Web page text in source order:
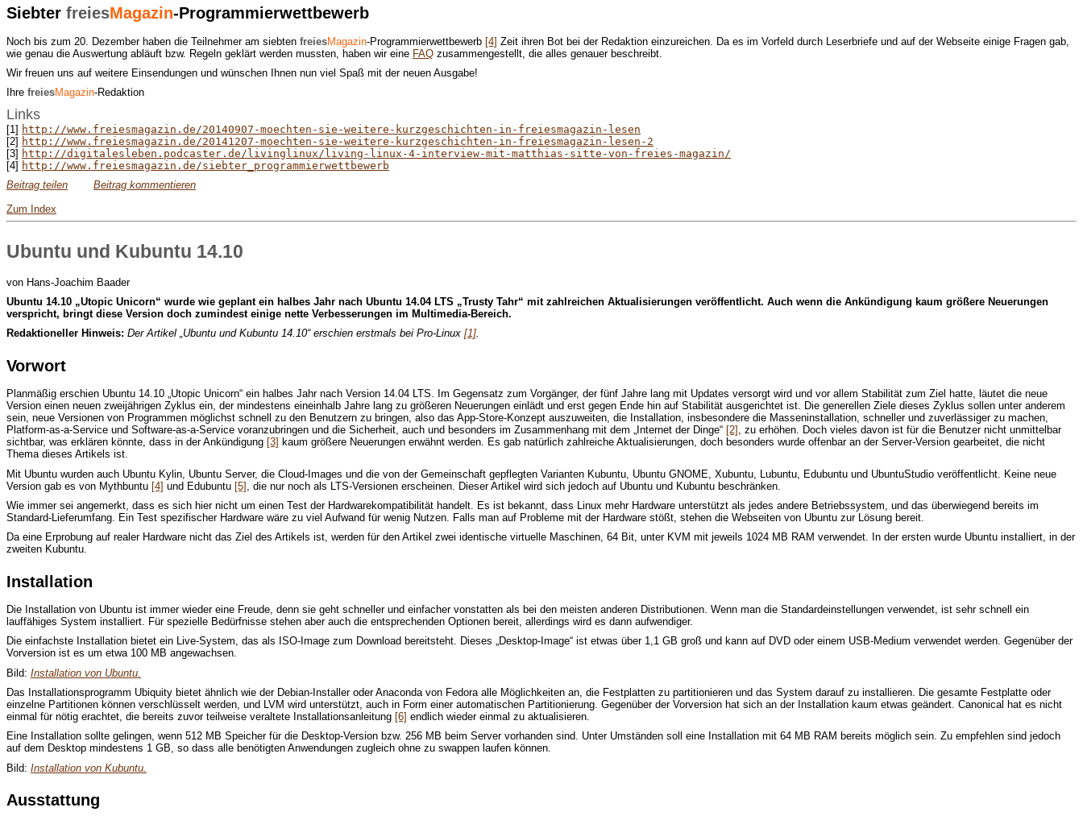
Siebter freiesMagazin-Programmierwettbewerb
Noch bis zum 20. Dezember haben die Teilnehmer am siebten freiesMagazin-Programmierwettbewerb [4] Zeit ihren Bot bei der Redaktion einzureichen. Da es im Vorfeld durch Leserbriefe und auf der Webseite einige Fragen gab,
wie genau die Auswertung abläuft bzw. Regeln geklärt werden mussten, haben wir eine FAQ zusammengestellt, die alles genauer beschreibt.
Wir freuen uns auf weitere Einsendungen und wünschen Ihnen nun viel Spaß mit der neuen Ausgabe!
Ihre freiesMagazin-Redaktion
Links
[1] http://www.freiesmagazin.de/20140907-moechten-sie-weitere-kurzgeschichten-in-freiesmagazin-lesen
[2] http://www.freiesmagazin.de/20141207-moechten-sie-weitere-kurzgeschichten-in-freiesmagazin-lesen-2
[3] http://digitalesleben.podcaster.de/livinglinux/living-linux-4-interview-mit-matthias-sitte-von-freies-magazin/
[4] http://www.freiesmagazin.de/siebter_programmierwettbewerb
Beitrag teilen
Beitrag kommentieren
Zum Index
Ubuntu und Kubuntu 14.10
von Hans-Joachim Baader
Ubuntu 14.10 „Utopic Unicorn“ wurde wie geplant ein halbes Jahr nach Ubuntu 14.04 LTS „Trusty Tahr“ mit zahlreichen Aktualisierungen veröffentlicht. Auch wenn die Ankündigung kaum größere Neuerungen
verspricht, bringt diese Version doch zumindest einige nette Verbesserungen im Multimedia-Bereich.
Redaktioneller Hinweis: Der Artikel „Ubuntu und Kubuntu 14.10“ erschien erstmals bei Pro-Linux [1].
Vorwort
Planmäßig erschien Ubuntu 14.10 „Utopic Unicorn“ ein halbes Jahr nach Version 14.04 LTS. Im Gegensatz zum Vorgänger, der fünf Jahre lang mit Updates versorgt wird und vor allem Stabilität zum Ziel hatte, läutet die neue
Version einen neuen zweijährigen Zyklus ein, der mindestens eineinhalb Jahre lang zu größeren Neuerungen einlädt und erst gegen Ende hin auf Stabilität ausgerichtet ist. Die generellen Ziele dieses Zyklus sollen unter anderem
sein, neue Versionen von Programmen möglichst schnell zu den Benutzern zu bringen, also das App-Store-Konzept auszuweiten, die Installation, insbesondere die Masseninstallation, schneller und zuverlässiger zu machen,
Platform-as-a-Service und Software-as-a-Service voranzubringen und die Sicherheit, auch und besonders im Zusammenhang mit dem „Internet der Dinge“ [2] , zu erhöhen. Doch vieles davon ist für die Benutzer nicht unmittelbar
sichtbar, was erklären könnte, dass in der Ankündigung [3] kaum größere Neuerungen erwähnt werden. Es gab natürlich zahlreiche Aktualisierungen, doch besonders wurde offenbar an der Server-Version gearbeitet, die nicht
Thema dieses Artikels ist.
Mit Ubuntu wurden auch Ubuntu Kylin, Ubuntu Server, die Cloud-Images und die von der Gemeinschaft gepflegten Varianten Kubuntu, Ubuntu GNOME, Xubuntu, Lubuntu, Edubuntu und UbuntuStudio veröffentlicht. Keine neue
Version gab es von Mythbuntu [4] und Edubuntu [5] , die nur noch als LTS-Versionen erscheinen. Dieser Artikel wird sich jedoch auf Ubuntu und Kubuntu beschränken.
Wie immer sei angemerkt, dass es sich hier nicht um einen Test der Hardwarekompatibilität handelt. Es ist bekannt, dass Linux mehr Hardware unterstützt als jedes andere Betriebssystem, und das überwiegend bereits im
Standard-Lieferumfang. Ein Test spezifischer Hardware wäre zu viel Aufwand für wenig Nutzen. Falls man auf Probleme mit der Hardware stößt, stehen die Webseiten von Ubuntu zur Lösung bereit.
Da eine Erprobung auf realer Hardware nicht das Ziel des Artikels ist, werden für den Artikel zwei identische virtuelle Maschinen, 64 Bit, unter KVM mit jeweils 1024 MB RAM verwendet. In der ersten wurde Ubuntu installiert, in der
zweiten Kubuntu.
Installation
Die Installation von Ubuntu ist immer wieder eine Freude, denn sie geht schneller und einfacher vonstatten als bei den meisten anderen Distributionen. Wenn man die Standardeinstellungen verwendet, ist sehr schnell ein
lauffähiges System installiert. Für spezielle Bedürfnisse stehen aber auch die entsprechenden Optionen bereit, allerdings wird es dann aufwendiger.
Die einfachste Installation bietet ein Live-System, das als ISO-Image zum Download bereitsteht. Dieses „Desktop-Image“ ist etwas über 1,1 GB groß und kann auf DVD oder einem USB-Medium verwendet werden. Gegenüber der
Vorversion ist es um etwa 100 MB angewachsen.
Bild: Installation von Ubuntu.
Das Installationsprogramm Ubiquity bietet ähnlich wie der Debian-Installer oder Anaconda von Fedora alle Möglichkeiten an, die Festplatten zu partitionieren und das System darauf zu installieren. Die gesamte Festplatte oder
einzelne Partitionen können verschlüsselt werden, und LVM wird unterstützt, auch in Form einer automatischen Partitionierung. Gegenüber der Vorversion hat sich an der Installation kaum etwas geändert. Canonical hat es nicht
einmal für nötig erachtet, die bereits zuvor teilweise veraltete Installationsanleitung [6] endlich wieder einmal zu aktualisieren.
Eine Installation sollte gelingen, wenn 512 MB Speicher für die Desktop-Version bzw. 256 MB beim Server vorhanden sind. Unter Umständen soll eine Installation mit 64 MB RAM bereits möglich sein. Zu empfehlen sind jedoch
auf dem Desktop mindestens 1 GB, so dass alle benötigten Anwendungen zugleich ohne zu swappen laufen können.
Bild: Installation von Kubuntu.
Ausstattung